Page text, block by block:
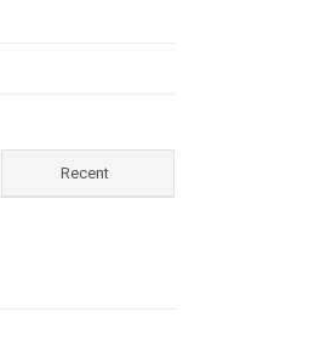
Recent